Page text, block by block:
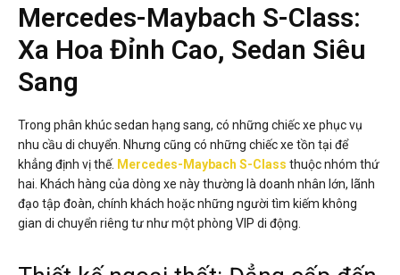
Mercedes-Maybach S-Class:
Xa Hoa Đỉnh Cao, Sedan Siêu
Sang
Trong phân khúc sedan hạng sang, có những chiếc xe phục vụ
nhu cầu di chuyển. Nhưng cũng có những chiếc xe tồn tại để
khẳng định vị thế. Mercedes-Maybach S-Class thuộc nhóm thứ
hai. Khách hàng của dòng xe này thường là doanh nhân lớn, lãnh
đạo tập đoàn, chính khách hoặc những người tìm kiếm không
gian di chuyển riêng tư như một phòng VIP di động.